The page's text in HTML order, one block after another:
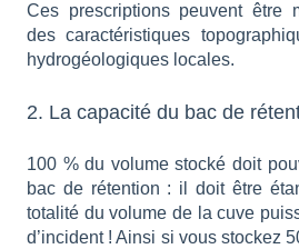
Ces prescriptions peuvent être
des caractéristiques
hydrogéologiques locales.
2. La capacité du bac de
100 % du volume stocké doit
bac de rétention : il doit être
totalité du volume de la cuve
d’incident ! Ainsi si vous stockez